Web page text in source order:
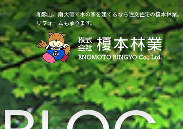
和歌山、南大阪で木の家を建てるなら注文住宅の榎本林業。
リフォームも承ります。